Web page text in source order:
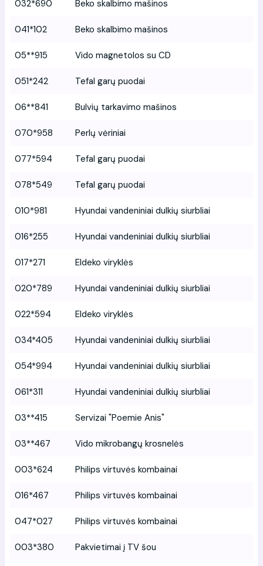
032*690 Beko skalbimo mašinos
041*102 Beko skalbimo mašinos
05**915 Vido magnetolos su CD
051*242 Tefal garų puodai
06**841 Bulvių tarkavimo mašinos
070*958 Perlų vėriniai
077*594 Tefal garų puodai
078*549 Tefal garų puodai
010*981 Hyundai vandeniniai dulkių siurbliai
016*255 Hyundai vandeniniai dulkių siurbliai
017*271 Eldeko viryklės
020*789 Hyundai vandeniniai dulkių siurbliai
022*594 Eldeko viryklės
034*405 Hyundai vandeniniai dulkių siurbliai
054*994 Hyundai vandeniniai dulkių siurbliai
061*311 Hyundai vandeniniai dulkių siurbliai
03**415 Servizai "Poemie Anis"
03**467 Vido mikrobangų krosnelės
003*624 Philips virtuvės kombainai
016*467 Philips virtuvės kombainai
047*027 Philips virtuvės kombainai
003*380 Pakvietimai į TV šou